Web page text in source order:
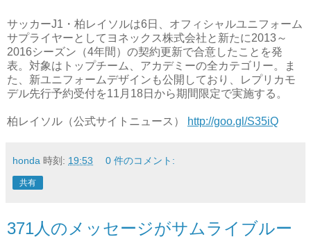
サッカーJ1・柏レイソルは6日、オフィシャルユニフォーム
サプライヤーとしてヨネックス株式会社と新たに2013～
2016シーズン（4年間）の契約更新で合意したことを発
表。対象はトップチーム、アカデミーの全カテゴリー。ま
た、新ユニフォームデザインも公開しており、レプリカモ
デル先行予約受付を11月18日から期間限定で実施する。
柏レイソル（公式サイトニュース） http://goo.gl/S35iQ
honda 時刻: 19:53 0 件のコメント:
共有
371人のメッセージがサムライブルー